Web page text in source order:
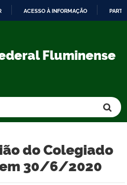
CONTEÚDO
ACESSO À INFORMAÇÃO
Fluminense
do Colegiado
30/6/2020